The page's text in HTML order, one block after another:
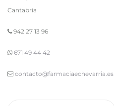
Cantabria
942 27 13 96
671 49 44 42
contacto@farmaciaechevarria.es